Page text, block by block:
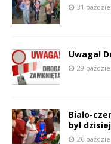
31
Uwaga!
29
Biało-
był
26